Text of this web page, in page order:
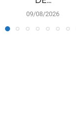
09/08/2026